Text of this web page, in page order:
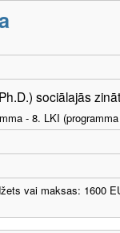
sociālajās
- 8. LKI
vai maksas: 1600